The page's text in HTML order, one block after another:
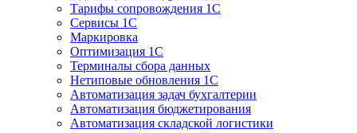
Тарифы сопровождения 1С
Сервисы 1С
Маркировка
Оптимизация 1С
Терминалы сбора данных
Нетиповые обновления 1С
Автоматизация задач бухгалтерии
Автоматизация бюджетирования
Автоматизация складской логистики